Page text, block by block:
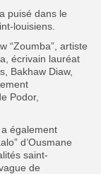
puisé dans le
louisiens.
“Zoumba”, artiste
écrivain lauréat
Bakhaw Diaw,
Podor,
également
d’Ousmane
saint-
de